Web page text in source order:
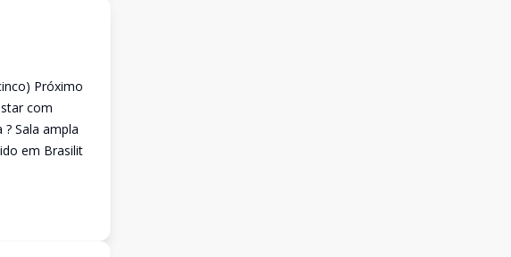
Próximo
com
Sala ampla
em Brasilit